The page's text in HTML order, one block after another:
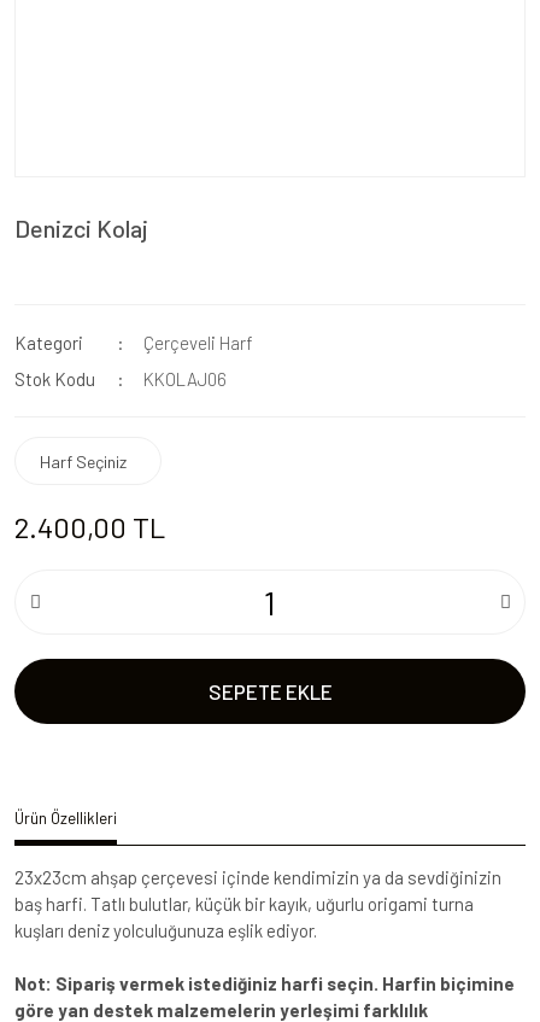
Denizci Kolaj
Kategori
Çerçeveli Harf
Stok Kodu
KKOLAJ06
2.400,00 TL
SEPETE EKLE
Ürün Özellikleri
23x23cm ahşap çerçevesi içinde kendimizin ya da sevdiğinizin
baş harfi. Tatlı bulutlar, küçük bir kayık, uğurlu origami turna
kuşları deniz yolculuğunuza eşlik ediyor.
Not: Sipariş vermek istediğiniz harfi seçin. Harfin biçimine
göre yan destek malzemelerin yerleşimi farklılık